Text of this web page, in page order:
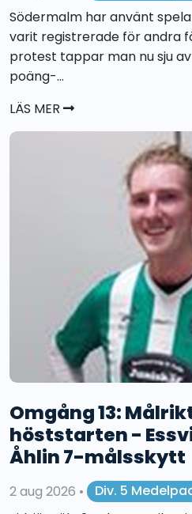
Södermalm har använt
varit registrerade för andra
protest tappar man nu sju
poäng-...
LÄS MER
Omgång 13:
höststarten -
Åhlin 7-målsskytt
2 aug 2026 •
Div. 5